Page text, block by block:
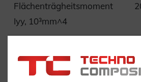
Flächenträgheitsmoment
Iyy, 10³mm^4